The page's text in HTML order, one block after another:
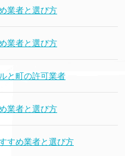
業者と選び方
業者と選び方
と町の許可業者
業者と選び方
すめ業者と選び方